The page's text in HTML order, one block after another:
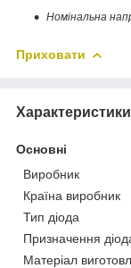
Номінальна
Приховати
Характеристики
Основні
Виробник
Країна виробник
Тип діода
Призначення
Матеріал